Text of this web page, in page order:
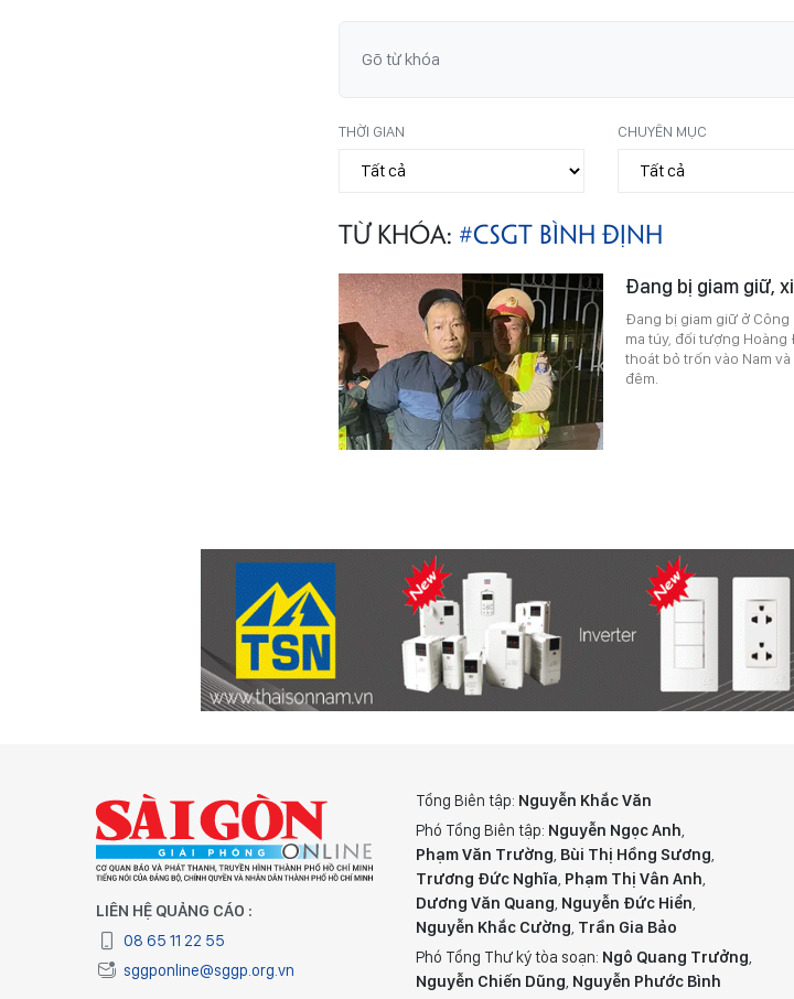
THỜI GIAN CHUYÊN MỤC
TỪ KHÓA: #CSGT BÌNH ĐỊNH
Đang bị giam giữ,
Đang bị giam giữ ở
ma túy, đối tượng
thoát bỏ trốn vào Nam
đêm.
LIÊN HỆ QUẢNG CÁO :
08 65 11 22 55
sggponline@sggp.org.vn
Tổng Biên tập: Nguyễn Khắc Văn
Phó Tổng Biên tập: Nguyễn Ngọc Anh,
Phạm Văn Trường, Bùi Thị Hồng Sương,
Trương Đức Nghĩa, Phạm Thị Vân Anh,
Dương Văn Quang, Nguyễn Đức Hiển,
Nguyễn Khắc Cường, Trần Gia Bảo
Phó Tổng Thư ký tòa soạn: Ngô Quang Trưởng,
Nguyễn Chiến Dũng, Nguyễn Phước Bình